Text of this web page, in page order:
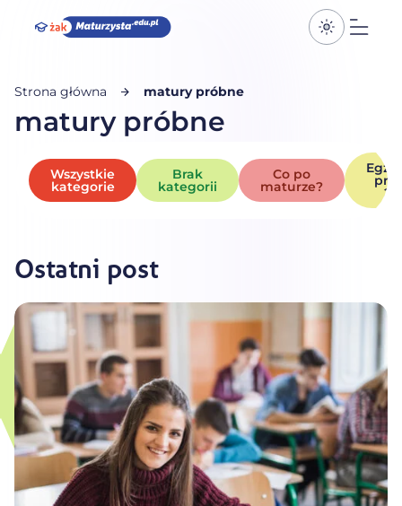
Przełącz
Strona główna matury próbne
matury próbne
Wszystkie
kategorie
Brak
kategorii
Co po
maturze?
Ostatni post